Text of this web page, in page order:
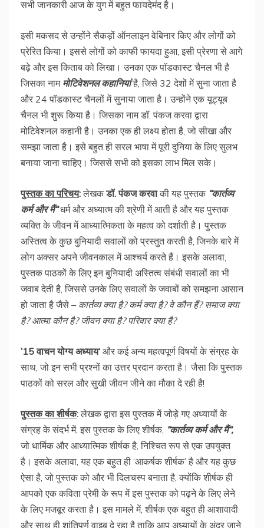
सभी जानकारी आज के युग में बहुत फायदेमंद है।
इसी मकसद से उन्होंने सैकड़ों ऑनलाइन वेबिनार किए और लोगों को
प्रेरित किया। इससे लोगों को काफी फायदा हुआ, इसी प्रेरणा से आगे
बढ़े और इस किताब को लिखा। उनका एक पॉडकास्ट चैनल भी है
जिसका नाम मोटिवेशनल कहानियां है, जिसे 32 देशों में सुना जाता है
और 24 पॉडकास्ट चैनलों में सुनाया जाता है। उन्होंने एक यूट्यूब
चैनल भी शुरू किया है। जिसका नाम डॉ. पंकज करवा द्वारा
मोटिवेशनल कहानी है। उनका एक ही लक्ष्य होता है, जो सीखा और
समझा जाता है। इसे बहुत ही सरल भाषा में पूरी दुनिया के लिए सुलभ
बनाया जाना चाहिए। जिससे सभी को इसका लाभ मिल सके।
पुस्तक का परिचय:लेखकडॉ.पंकज करवाकी यह पुस्तक “कार्तव्य
कर्म और मैं“धर्म और अध्यात्म की श्रेणी में आती है और यह पुस्तक
व्यक्ति के जीवन में आध्यात्मिकता के महत्व को दर्शाती है। पुस्तक
अस्तित्व के कुछ बुनियादी सवालों को प्रस्तुत करती है, जिनके बारे में
लोग अक्सर अपने जीवनकाल में आश्चर्य करते हैं। इसके अलावा,
पुस्तक पाठकों के लिए इन बुनियादी अस्तित्व संबंधी सवालों का भी
जवाब देती है, जिससे उनके लिए सवालों के जवाबों को समझना आसान
हो जाता है जैसे – कार्तव्य क्या है?कर्म क्या है?वे कौन हैं? समाज क्या
है?आत्मा कौन है? जीवन क्या है? परिवार क्या है?
’15वाचन योग्य अध्याय‘ और कई अन्य महत्वपूर्ण विषयों के संग्रह के
साथ, जो इन सभी प्रश्नों का उत्तर प्रदान करता है। जैसा कि पुस्तक
पाठकों को सरल और सुखी जीवन जीने का मौका दे रही है!
पुस्तक का शीर्षक:लेखक द्वारा इस पुस्तक में जोड़े गए अध्यायों के
संग्रह के संदर्भ में, इस पुस्तक के लिए शीर्षक, “कार्तव्य कर्म और मैं“,
जो धार्मिक और आध्यात्मिक शीर्षक है, निश्चित रूप से एक उपयुक्त
है। इसके अलावा, यह एक बहुत ही ‘आकर्षक शीर्षक’ है और यह कुछ
ऐसा है, जो पुस्तक को और भी दिलचस्प बनाता है, क्योंकि शीर्षक ही
आपको एक कविता प्रेमी के रूप में इस पुस्तक को पढ़ने के लिए लेने
के लिए मजबूर करता है। इस मामले में, शीर्षक एक बहुत ही आशावादी
और साथ ही शांतिपूर्ण वाइब दे रहा है ताकि आप अध्यायों के अंदर जाने